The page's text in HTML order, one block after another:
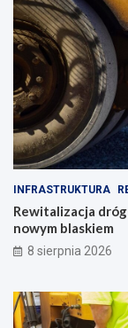
INFRASTRUKTURA
Rewitalizacja
nowym blaskiem
8 sierpnia 2026